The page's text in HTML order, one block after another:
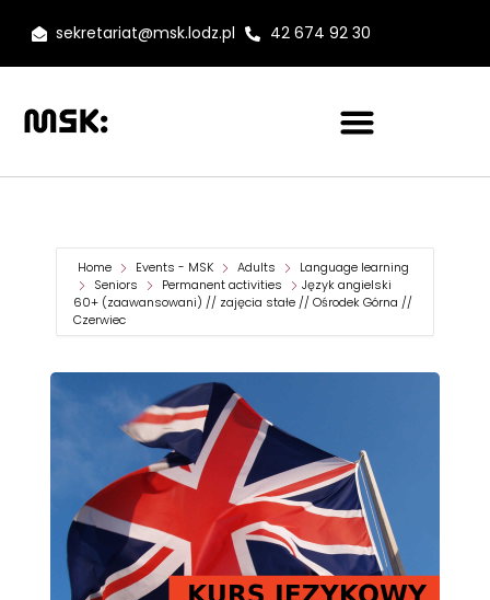
sekretariat@msk.lodz.pl 42 674 92 30
Home Events - MSK Adults
Language learning
Seniors
Permanent activities
Język angielski
60+ (zaawansowani) // zajęcia stałe // Ośrodek Górna //
Czerwiec